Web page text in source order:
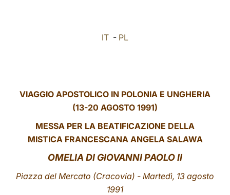
LATINE
IT - PL
VIAGGIO APOSTOLICO IN POLONIA E UNGHERIA
(13-20 AGOSTO 1991)
MESSA PER LA BEATIFICAZIONE DELLA
MISTICA FRANCESCANA ANGELA SALAWA
OMELIA DI GIOVANNI PAOLO II
Piazza del Mercato (Cracovia) - Martedì, 13 agosto
1991